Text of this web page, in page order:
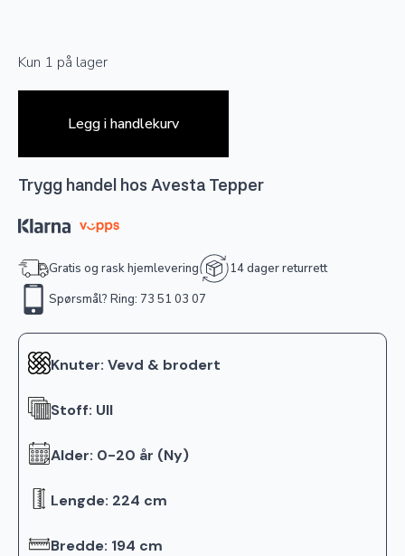
Kun 1 på lager
Legg i handlekurv
Trygg handel hos Avesta Tepper
Gratis og rask hjemlevering
14 dager returrett
Spørsmål? Ring: 73 51 03 07
Knuter: Vevd & brodert
Stoff: Ull
Alder: 0-20 år (Ny)
Lengde: 224 cm
Bredde: 194 cm